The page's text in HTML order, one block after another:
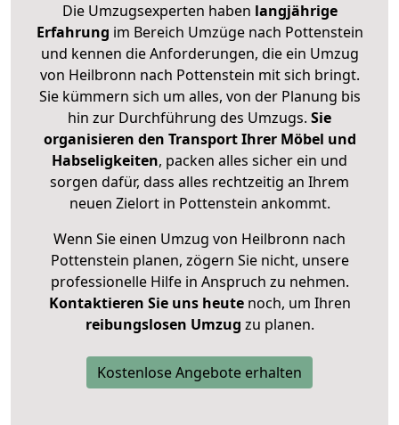
Die Umzugsexperten haben langjährige
Erfahrung im Bereich Umzüge nach Pottenstein
und kennen die Anforderungen, die ein Umzug
von Heilbronn nach Pottenstein mit sich bringt.
Sie kümmern sich um alles, von der Planung bis
hin zur Durchführung des Umzugs. Sie
organisieren den Transport Ihrer Möbel und
Habseligkeiten, packen alles sicher ein und
sorgen dafür, dass alles rechtzeitig an Ihrem
neuen Zielort in Pottenstein ankommt.
Wenn Sie einen Umzug von Heilbronn nach
Pottenstein planen, zögern Sie nicht, unsere
professionelle Hilfe in Anspruch zu nehmen.
Kontaktieren Sie uns heutenoch, um Ihren
reibungslosen Umzug zu planen.
Kostenlose Angebote erhalten